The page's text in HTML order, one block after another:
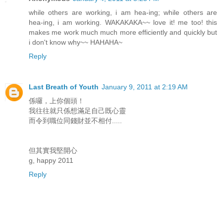
while others are working, i am hea-ing; while others are
hea-ing, i am working. WAKAKAKA~~ love it! me too! this
makes me work much much more efficiently and quickly but
i don't know why~~ HAHAHA~
Reply
Last Breath of Youth January 9, 2011 at 2:19 AM
係囉，上你個頭！
我往往就只係想滿足自己既心靈
而令到職位同錢財並不相付.....
但其實我堅開心
g, happy 2011
Reply